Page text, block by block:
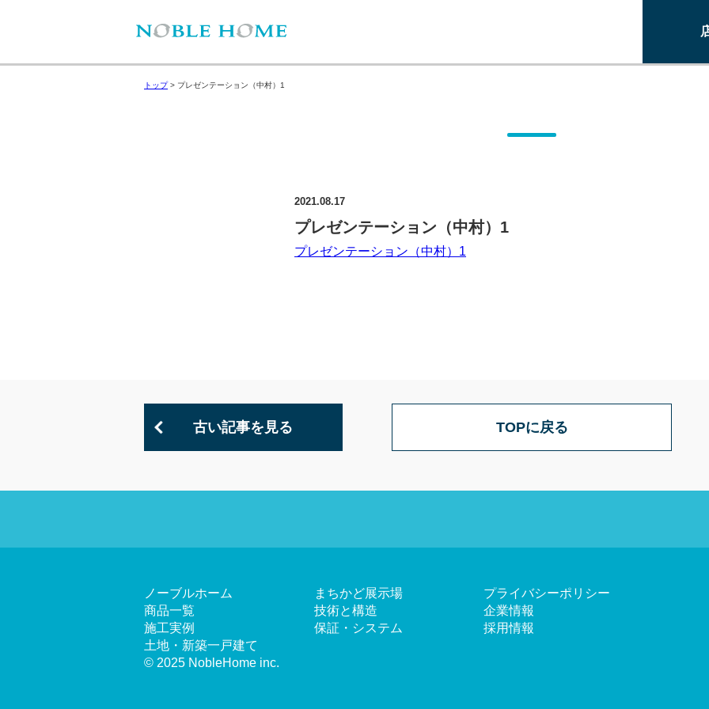
トップ> プレゼンテーション（中村）1
2021.08.17
プレゼンテーション（中村）1
プレゼンテーション（中村）1
古い記事を見る TOPに戻る
ノーブルホーム
商品一覧
施工実例
土地・新築一戸建て
まちかど展示場
技術と構造
保証・システム
プライバシーポリシー
企業情報
採用情報
© 2025 NobleHome inc.